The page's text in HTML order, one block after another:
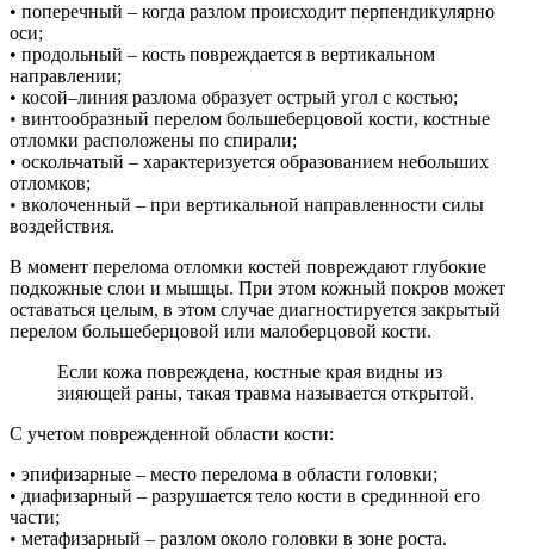
• поперечный – когда разлом происходит перпендикулярно
оси;
• продольный – кость повреждается в вертикальном
направлении;
• косой–линия разлома образует острый угол с костью;
• винтообразный перелом большеберцовой кости, костные
отломки расположены по спирали;
• оскольчатый – характеризуется образованием небольших
отломков;
• вколоченный – при вертикальной направленности силы
воздействия.
В момент перелома отломки костей повреждают глубокие
подкожные слои и мышцы. При этом кожный покров может
оставаться целым, в этом случае диагностируется закрытый
перелом большеберцовой или малоберцовой кости.
Если кожа повреждена, костные края видны из
зияющей раны, такая травма называется открытой.
С учетом поврежденной области кости:
• эпифизарные – место перелома в области головки;
• диафизарный – разрушается тело кости в срединной его
части;
• метафизарный – разлом около головки в зоне роста.